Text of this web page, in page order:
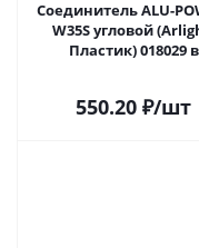
Соединитель ALU-
W35S угловой
Пластик) 018029 в
550.20 ₽/шт